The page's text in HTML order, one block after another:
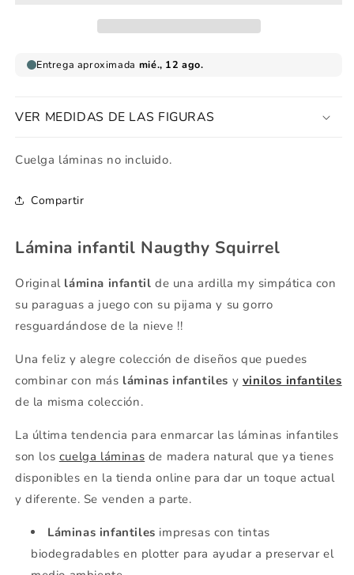
VER MEDIDAS DE LAS FIGURAS
Cuelga láminas no incluido.
Compartir
Lámina infantil Naugthy Squirrel
Original lámina infantil de una ardilla my simpática con
su paraguas a juego con su pijama y su gorro
resguardándose de la nieve !!
Una feliz y alegre colección de diseños que puedes
combinar con más láminas infantiles y vinilos infantiles
de la misma colección.
La última tendencia para enmarcar las láminas infantiles
son los cuelga láminas de madera natural que ya tienes
disponibles en la tienda online para dar un toque actual
y diferente. Se venden a parte.
Láminas infantiles impresas con tintas
biodegradables en plotter para ayudar a preservar el